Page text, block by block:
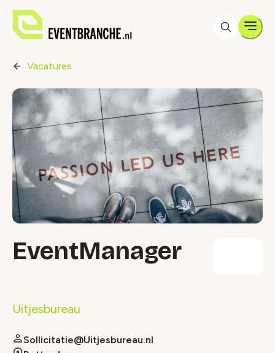
Vacatures
EventManager
Uitjesbureau
Sollicitatie@Uitjesbureau.nl